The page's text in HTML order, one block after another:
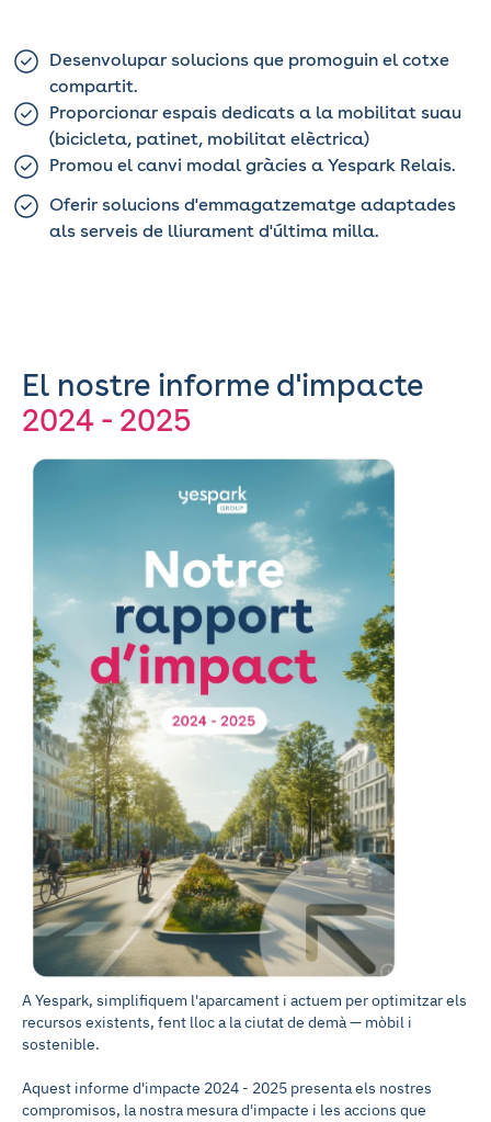
Desenvolupar solucions que promoguin el cotxe
compartit.
Proporcionar espais dedicats a la mobilitat suau
(bicicleta, patinet, mobilitat elèctrica)
Promou el canvi modal gràcies a Yespark Relais.
Oferir solucions d'emmagatzematge adaptades
als serveis de lliurament d'última milla.
El nostre informe d'impacte
2024 - 2025
A Yespark, simplifiquem l'aparcament i actuem per optimitzar els
recursos existents, fent lloc a la ciutat de demà — mòbil i
sostenible.
Aquest informe d'impacte 2024 - 2025 presenta els nostres
compromisos, la nostra mesura d'impacte i les accions que